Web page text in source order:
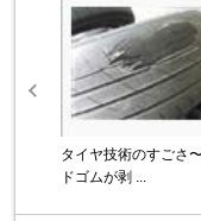
タイヤ技術のすごさ
ドゴムが剥 ...